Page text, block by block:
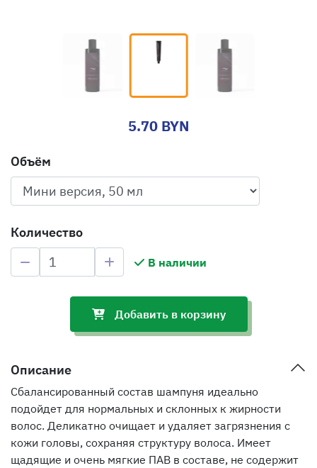
5.70 BYN
Объём
Количество
В наличии
Добавить в корзину
Описание
Сбалансированный состав шампуня идеально
подойдет для нормальных и склонных к жирности
волос. Деликатно очищает и удаляет загрязнения с
кожи головы, сохраняя структуру волоса. Имеет
щадящие и очень мягкие ПАВ в составе, не содержит